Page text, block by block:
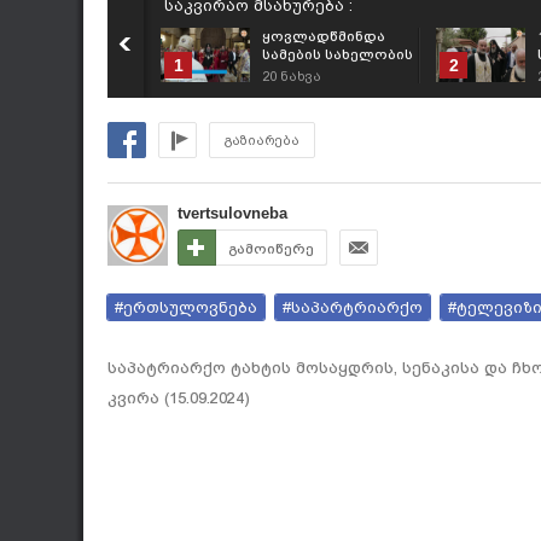
საკვირაო მსახურება :
1
ყოვლადწმინდა
სამების სახელობის
საპატრიარქო
აღევლინა
(26.07.2026)
20 ნახვა
2
გაზიარება
tvertsulovneba
გამოიწერე
#ერთსულოვნება #საპარტრიარქო
საპატრიარქო ტახტის მოსაყდრის, სენაკისა და
კვირა (15.09.2024)